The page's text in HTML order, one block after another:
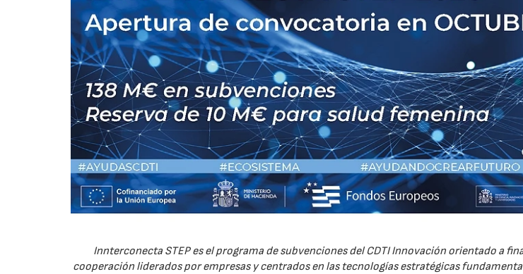
Innterconecta STEP es el programa de subvenciones del CDTI Innovación orientado a
cooperación liderados por empresas y centrados en las tecnologías estratégicas